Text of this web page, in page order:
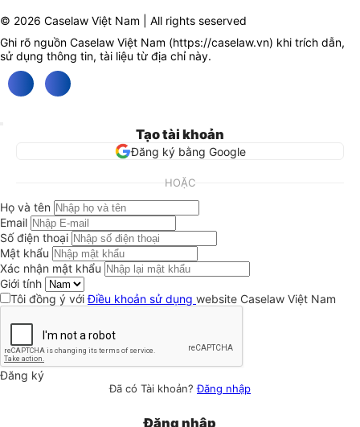
© 2026 Caselaw Việt Nam | All rights seserved
Ghi rõ nguồn Caselaw Việt Nam (https://caselaw.vn) khi trích dẫn,
sử dụng thông tin, tài liệu từ địa chỉ này.
Tạo tài khoản
Đăng ký bằng Google
HOẶC
Họ và tên
Email
Số điện thoại
Mật khẩu
Xác nhận mật khẩu
Giới tính
Tôi đồng ý vớiĐiều khoản sử dụng website Caselaw Việt Nam
Đăng ký
Đã có Tài khoản?Đăng nhập
Đăng nhập